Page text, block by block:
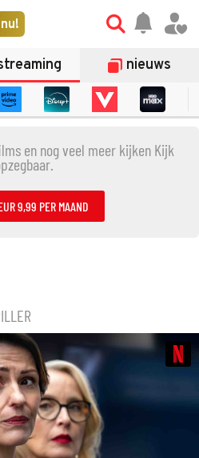
nieuws
en nog veel meer kijken Kijk
9,99 PER MAAND